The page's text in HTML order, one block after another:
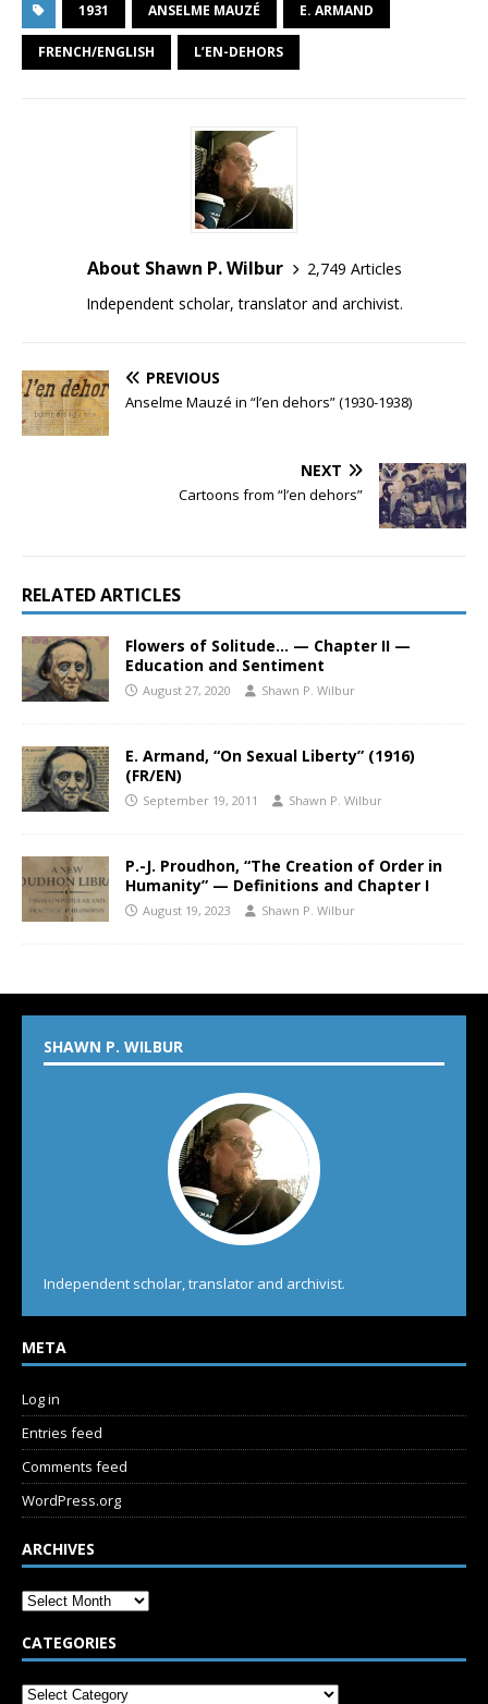
1931 ANSELME MAUZÉ E. ARMAND
FRENCH/ENGLISH L’EN-DEHORS
About Shawn P. Wilbur
2,749 Articles
Independent scholar, translator and archivist.
PREVIOUS
Anselme Mauzé in “l’en dehors” (1930-1938)
NEXT
Cartoons from “l’en dehors”
RELATED ARTICLES
Flowers of Solitude… — Chapter II —
Education and Sentiment
August 27, 2020 Shawn P. Wilbur
E. Armand, “On Sexual Liberty” (1916)
(FR/EN)
September 19, 2011 Shawn P. Wilbur
P.-J. Proudhon, “The Creation of Order in
Humanity” — Definitions and Chapter I
August 19, 2023 Shawn P. Wilbur
SHAWN P. WILBUR
Independent scholar, translator and archivist.
META
Log in
Entries feed
Comments feed
WordPress.org
ARCHIVES
CATEGORIES